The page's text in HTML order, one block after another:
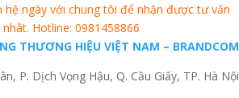
hệ ngày với chung tôi để nhận được tư vấn
Hotline: 0981458866
THƯƠNG HIỆU VIỆT NAM – BRANDCOM
P. Dịch Vọng Hậu, Q. Cầu Giấy, TP. Hà Nội